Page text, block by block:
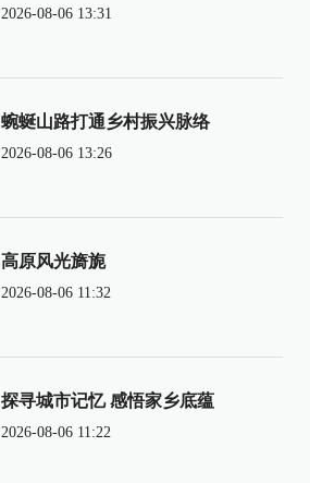
2026-08-06 13:31
蜿蜒山路打通乡村振兴脉络
2026-08-06 13:26
高原风光旖旎
2026-08-06 11:32
探寻城市记忆 感悟家乡底蕴
2026-08-06 11:22